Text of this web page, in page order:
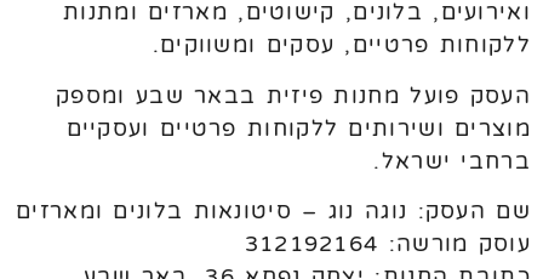
ואירועים, בלונים, קישוטים, מארזים ומתנות
ללקוחות פרטיים, עסקים ומשווקים.
העסק פועל מחנות פיזית בבאר שבע ומספק
מוצרים ושירותים ללקוחות פרטיים ועסקיים
ברחבי ישראל.
שם העסק: נוגה נוג – סיטונאות בלונים ומארזים
עוסק מורשה: 312192164